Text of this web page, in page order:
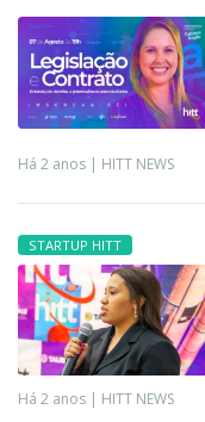
Há 2 anos | HITT NEWS
STARTUP HITT
Há 2 anos | HITT NEWS